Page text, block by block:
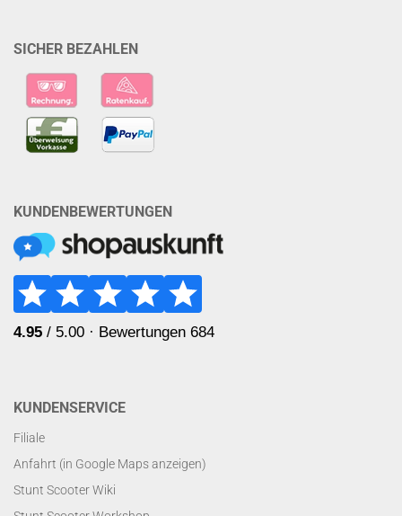
SICHER BEZAHLEN
KUNDENBEWERTUNGEN
KUNDENSERVICE
Filiale
Anfahrt (in Google Maps anzeigen)
Stunt Scooter Wiki